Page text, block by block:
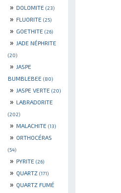
» DOLOMITE (23)
» FLUORITE (25)
» GOETHITE (26)
» JADE NÉPHRITE
(20)
» JASPE
BUMBLEBEE (80)
» JASPE VERTE (20)
» LABRADORITE
(202)
» MALACHITE (13)
» ORTHOCÉRAS
(54)
» PYRITE (26)
» QUARTZ (171)
» QUARTZ FUMÉ